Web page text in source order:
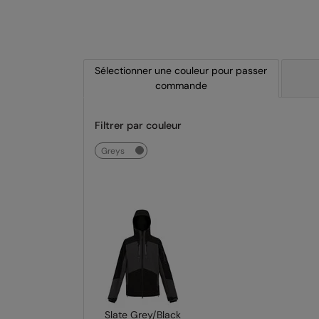
Sélectionner une couleur pour passer
commande
Filtrer par couleur
greys
Slate Grey/Black